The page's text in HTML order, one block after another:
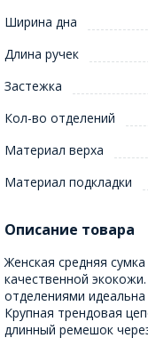
Ширина дна
Длина ручек
Застежка
Кол-во отделений
Материал верха
Материал подкладки
Описание товара
Женская средняя
качественной
отделениями
Крупная трендовая
длинный ремешок